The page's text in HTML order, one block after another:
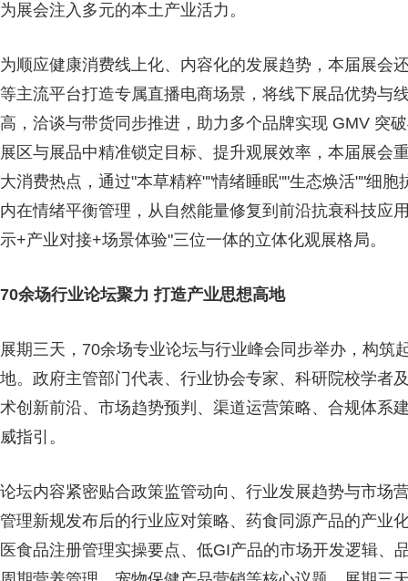
为展会注入多元的本土产业活力。
为顺应健康消费线上化、内容化的发展趋势，本届展会
等主流平台打造专属直播电商场景，将线下展品优势与
高，洽谈与带货同步推进，助力多个品牌实现 GMV 突
展区与展品中精准锁定目标、提升观展效率，本届展会
大消费热点，通过"本草精粹""情绪睡眠""生态焕活""细
内在情绪平衡管理，从自然能量修复到前沿抗衰科技应
示+产业对接+场景体验"三位一体的立体化观展格局。
70余场行业论坛聚力 打造产业思想高地
展期三天，70余场专业论坛与行业峰会同步举办，构筑
地。政府主管部门代表、行业协会专家、科研院校学者
术创新前沿、市场趋势预判、渠道运营策略、合规体系
威指引。
论坛内容紧密贴合政策监管动向、行业发展趋势与市场
管理新规发布后的行业应对策略、药食同源产品的产业
医食品注册管理实操要点、低GI产品的市场开发逻辑、